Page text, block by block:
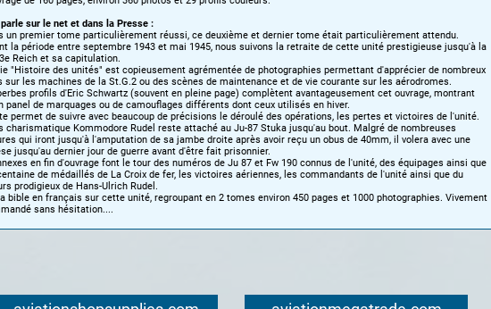
parle sur le net et dans la Presse :
un premier tome particulièrement réussi, ce deuxième et dernier tome était particulièrement attendu.
la période entre septembre 1943 et mai 1945, nous suivons la retraite de cette unité prestigieuse jusqu'à la
Reich et sa capitulation.
"Histoire des unités" est copieusement agrémentée de photographies permettant d'apprécier de nombreux
sur les machines de la St.G.2 ou des scènes de maintenance et de vie courante sur les aérodromes.
profils d'Eric Schwartz (souvent en pleine page) complètent avantageusement cet ouvrage, montrant
panel de marquages ou de camouflages différents dont ceux utilisés en hiver.
permet de suivre avec beaucoup de précisions le déroulé des opérations, les pertes et victoires de l'unité.
charismatique Kommodore Rudel reste attaché au Ju-87 Stuka jusqu'au bout. Malgré de nombreuses
qui iront jusqu'à l'amputation de sa jambe droite après avoir reçu un obus de 40mm, il volera avec une
jusqu'au dernier jour de guerre avant d'être fait prisonnier.
en fin d'ouvrage font le tour des numéros de Ju 87 et Fw 190 connus de l'unité, des équipages ainsi que
de médaillés de La Croix de fer, les victoires aériennes, les commandants de l'unité ainsi que du
prodigieux de Hans-Ulrich Rudel.
bible en français sur cette unité, regroupant en 2 tomes environ 450 pages et 1000 photographies. Vivement
sans hésitation....